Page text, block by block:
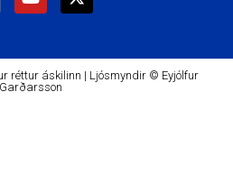
réttur áskilinn | Ljósmyndir © Eyjólfur
Garðarsson